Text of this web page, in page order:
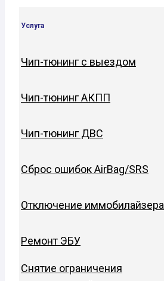
Услуга
Чип-тюнинг с выездом
Чип-тюнинг АКПП
Чип-тюнинг ДВС
Сброс ошибок AirBag/SRS
Отключение иммобилайзера
Ремонт ЭБУ
Снятие ограничения